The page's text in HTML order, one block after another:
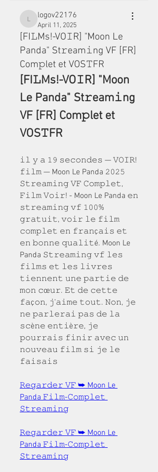
logov22176
logov22176
April 11, 2025
[FI𝙻Ms!-VO𝙸R] "Moon Le
Panda" St𝚛eam𝚒ng VF [FR]
Com𝚙let et VOS𝚃FR
[FI𝙻Ms!-VO𝙸R] "Moon
Le Panda" St𝚛eam𝚒ng
VF [FR] Com𝚙let et
VOS𝚃FR
𝚒𝚕 𝚢 𝚊 𝟷𝟿 𝚜𝚎𝚌𝚘𝚗𝚍𝚎𝚜 — 𝚅𝙾𝙸𝚁!
𝚏𝚒𝚕𝚖 — Moon Le Panda 𝟸𝟶𝟸𝟻
𝚂𝚝𝚛𝚎𝚊𝚖𝚒𝚗𝚐 𝚅𝙵 𝙲𝚘𝚖𝚙𝚕𝚎𝚝,
𝙵𝚒𝚕𝚖 𝚅𝚘𝚒𝚛! - Moon Le Panda 𝚎𝚗
𝚜𝚝𝚛𝚎𝚊𝚖𝚒𝚗𝚐 𝚟𝚏 𝟷𝟶𝟶%
𝚐𝚛𝚊𝚝𝚞𝚒𝚝, 𝚟𝚘𝚒𝚛 𝚕𝚎 𝚏𝚒𝚕𝚖
𝚌𝚘𝚖𝚙𝚕𝚎𝚝 𝚎𝚗 𝚏𝚛𝚊𝚗ç𝚊𝚒𝚜 𝚎𝚝
𝚎𝚗 𝚋𝚘𝚗𝚗𝚎 𝚚𝚞𝚊𝚕𝚒𝚝é. Moon Le
Panda 𝚂𝚝𝚛𝚎𝚊𝚖𝚒𝚗𝚐 𝚟𝚏 𝚕𝚎𝚜
𝚏𝚒𝚕𝚖𝚜 𝚎𝚝 𝚕𝚎𝚜 𝚕𝚒𝚟𝚛𝚎𝚜
𝚝𝚒𝚎𝚗𝚗𝚎𝚗𝚝 𝚞𝚗𝚎 𝚙𝚊𝚛𝚝𝚒𝚎 𝚍𝚎
𝚖𝚘𝚗 𝚌œ𝚞𝚛. 𝙴𝚝 𝚍𝚎 𝚌𝚎𝚝𝚝𝚎
𝚏𝚊ç𝚘𝚗, 𝚓’𝚊𝚒𝚖𝚎 𝚝𝚘𝚞𝚝. 𝙽𝚘𝚗, 𝚓𝚎
𝚗𝚎 𝚙𝚊𝚛𝚕𝚎𝚛𝚊𝚒 𝚙𝚊𝚜 𝚍𝚎 𝚕𝚊
𝚜𝚌è𝚗𝚎 𝚎𝚗𝚝𝚒è𝚛𝚎, 𝚓𝚎
𝚙𝚘𝚞𝚛𝚛𝚊𝚒𝚜 𝚏𝚒𝚗𝚒𝚛 𝚊𝚟𝚎𝚌 𝚞𝚗
𝚗𝚘𝚞𝚟𝚎𝚊𝚞 𝚏𝚒𝚕𝚖 𝚜𝚒 𝚓𝚎 𝚕𝚎
𝚏𝚊𝚒𝚜𝚊𝚒𝚜
𝚁𝚎𝚐𝚊𝚛𝚍𝚎𝚛 𝚅𝙵 ➥ Moon Le
Panda 𝙵𝚒𝚕𝚖-𝙲𝚘𝚖𝚙𝚕𝚎𝚝
𝚂𝚝𝚛𝚎𝚊𝚖𝚒𝚗𝚐
𝚁𝚎𝚐𝚊𝚛𝚍𝚎𝚛 𝚅𝙵 ➥ Moon Le
Panda 𝙵𝚒𝚕𝚖-𝙲𝚘𝚖𝚙𝚕𝚎𝚝
𝚂𝚝𝚛𝚎𝚊𝚖𝚒𝚗𝚐